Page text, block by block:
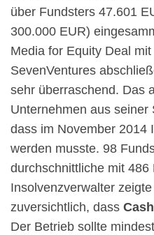
über Fundsters 47.601
300.000 EUR)
Media for Equity Deal mit
SevenVentures
sehr überraschend. Das
Unternehmen aus
dass im November 2014
werden musste. 98
durchschnittliche mit 486
Insolvenzverwalter
zuversichtlich, dass
Der Betrieb sollte